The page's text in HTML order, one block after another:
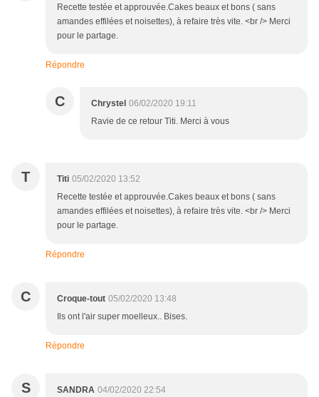
Recette testée et approuvée.Cakes beaux et bons ( sans
amandes effilées et noisettes), à refaire très vite. <br /> Merci
pour le partage.
Répondre
C Chrystel 06/02/2020 19:11
Ravie de ce retour Titi. Merci à vous
T Titi 05/02/2020 13:52
Recette testée et approuvée.Cakes beaux et bons ( sans
amandes effilées et noisettes), à refaire très vite. <br /> Merci
pour le partage.
Répondre
C Croque-tout 05/02/2020 13:48
Ils ont l'air super moelleux.. Bises.
Répondre
S SANDRA 04/02/2020 22:54